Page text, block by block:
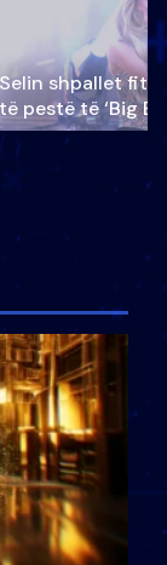
shpallet
të pestë të ‘Big